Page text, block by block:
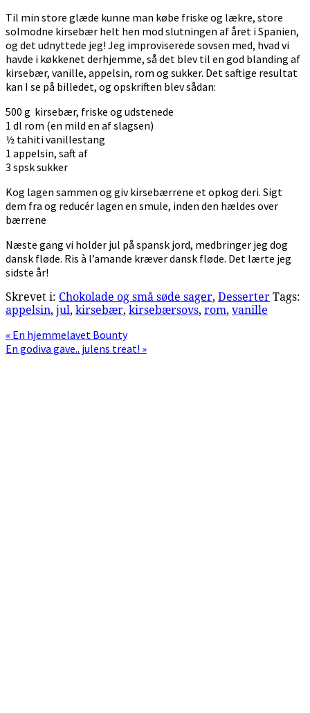
Til min store glæde kunne man købe friske og lækre, store
solmodne kirsebær helt hen mod slutningen af året i Spanien,
og det udnyttede jeg! Jeg improviserede sovsen med, hvad vi
havde i køkkenet derhjemme, så det blev til en god blanding af
kirsebær, vanille, appelsin, rom og sukker. Det saftige resultat
kan I se på billedet, og opskriften blev sådan:
500 g kirsebær, friske og udstenede
1 dl rom (en mild en af slagsen)
½ tahiti vanillestang
1 appelsin, saft af
3 spsk sukker
Kog lagen sammen og giv kirsebærrene et opkog deri. Sigt
dem fra og reducér lagen en smule, inden den hældes over
bærrene
Næste gang vi holder jul på spansk jord, medbringer jeg dog
dansk fløde. Ris à l’amande kræver dansk fløde. Det lærte jeg
sidste år!
Skrevet i: Chokolade og små søde sager, Desserter Tags:
appelsin, jul, kirsebær, kirsebærsovs, rom, vanille
Previous
Post:
« En hjemmelavet Bounty
Next
En godiva gave.. julens treat! »